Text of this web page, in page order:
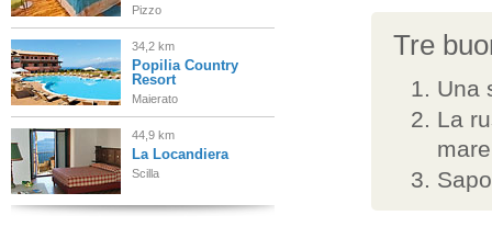
Tre
Una
La
mare
Pizzo
34,2 km
Popilia Country
Resort
Maierato
44,9 km
La Locandiera
Scilla